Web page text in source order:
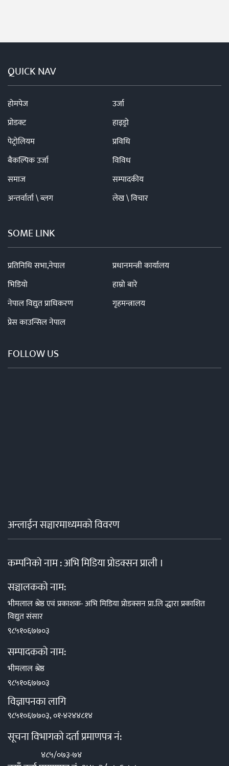
QUICK NAV
होमपेज
उर्जा
प्रोडक्ट
हाइड्रो
पेट्रोलियम
प्रविधि
बैकल्पिक उर्जा
विविध
समाज
सम्पादकीय
अन्तर्वार्ता \ ब्लग
लेख \ विचार
SOME LINK
प्रतिनिधि सभा,नेपाल
प्रधानमन्त्री कार्यालय
भिडियो
हाम्रो बारे
नेपाल विद्युत प्राधिकरण
गृहमन्त्रालय
प्रेस काउन्सिल नेपाल
FOLLOW US
अन्लाईन सञ्चारमाध्यमको विवरण
कम्पनिको नाम : अभि मिडिया प्रोडक्सन प्राली ।
सञ्चालकको नाम:
भीमलाल श्रेष्ठ एवं प्रकाशक- अभि मिडिया प्रोडक्सन प्रा.लि द्धारा प्रकाशित
विद्युत संसार
९८५१०६७७०३
सम्पादकको नाम:
भीमलाल श्रेष्ठ
९८५१०६७७०३
विज्ञापनका लागि
९८५१०६७७०३, ०१-४२४४८१४
सूचना विभागको दर्ता प्रमाणपत्र नं:
४८५/०७३-७४